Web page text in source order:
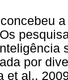
por
et al.,